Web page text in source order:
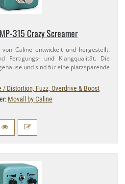
​315 Crazy Screamer
Caline entwickelt und hergestellt.
Fertigungs- und Klangqualität. Die
und sind für eine platzsparende
/ Distortion, Fuzz, Overdrive & Boost
Movall by Caline